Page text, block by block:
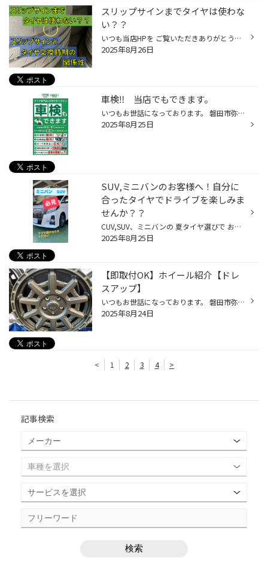
スリップサインまでタイヤは使わな
い？？
いつも当店HPを ご覧いただきありがとうございます。 タイヤ館アプリダウンロードでお得にタイヤGET‼ ＼こちらから／ スリップサインまでタイヤは使わない？？ 一度は聞いたことのある タイヤのスリップサイン 交換の目安としても使われます 今回はスリップサインと タイヤの交換時期との 関係性の...
2025年8月26日
車検‼ 当店でもできます。
いつもお世話になっております。 磐田市弥藤太島にあります、ブリヂストンタイヤの専門店タイヤ館 磐田」です。 【磐田 浜松 袋井 掛川 菊川 御前崎】のお客様、 いつもご来店頂き、誠にありがとうございます。m(_ _)m 2年に一度の… 【クルマの健康診断】車検はタイヤ館もやってます！まずは無料見...
2025年8月25日
SUV,ミニバンのお客様へ！自分に
合ったタイヤでドライブを楽しみま
せんか？？
CUV,SUV、ミニバンの 夏タイヤ選びで お悩みのみなさまへ。 タイヤ館アプリダウンロードでお得にタイヤGET 詳しくはこちら 本日は CUV,SUV、ミニバンの オススメのタイヤを紹介いたします♪ まず SUVとは 一般的な乗用車と比べて 車高が高いので 多少の悪路でも走行できるよう 十分なロードクリアラ...
2025年8月25日
【即取付OK】ホイール紹介【ドレ
スアップ】
いつもお世話になっております。 磐田市弥藤太島にあります、ブリヂストンタイヤの専門店タイヤ館 磐田」です。 【磐田 浜松 袋井 掛川 菊川 御前崎】のお客様、 いつもご来店頂き、誠にありがとうございます。m(_ _)m KYOHO PPX D10X 【とにかくタフ、とにかく堅牢。筋骨隆々な骨格と細部への拘り...
2025年8月24日
< 1 2 3 4 >
記事検索